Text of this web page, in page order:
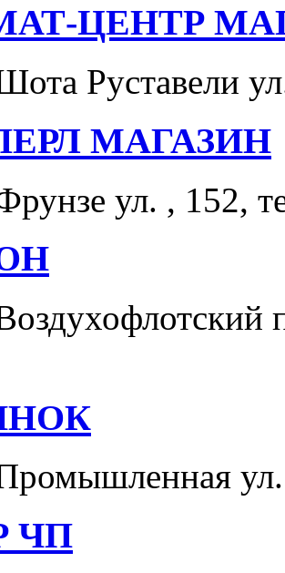
ЦЕНТР
Руставели
МАГАЗИН
ул. , 152,
ЧП